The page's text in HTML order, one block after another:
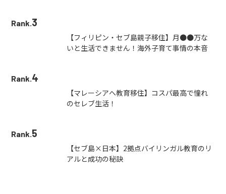
Rank.3
【フィリピン・セブ島親子移住】月●●万な
いと生活できません！海外子育て事情の本音
Rank.4
【マレーシアへ教育移住】コスパ最高で憧れ
のセレブ生活！
Rank.5
【セブ島×日本】2拠点バイリンガル教育のリ
アルと成功の秘訣